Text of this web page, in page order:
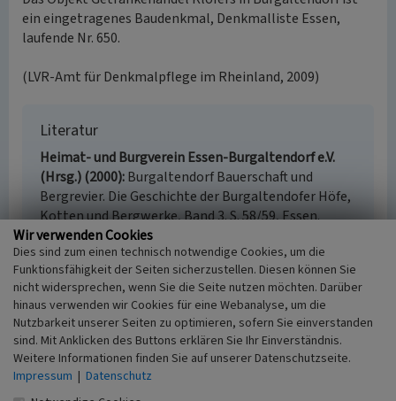
ein eingetragenes Baudenkmal, Denkmalliste Essen,
laufende Nr. 650.
(LVR-Amt für Denkmalpflege im Rheinland, 2009)
Literatur
Heimat- und Burgverein Essen-Burgaltendorf e.V.
(Hrsg.) (2000) Burgaltendorf Bauerschaft und
Bergrevier. Die Geschichte der Burgaltendofer Höfe,
Kotten und Bergwerke, Band 3. S. 58/59, Essen.
Fachwerkhaus Getränkehandel Klöfers in
Burgaltendorf
Schlagwörter
Fachwerkgebäude
Straße / Hausnummer
Wir verwenden Cookies
Dies sind zum einen technisch notwendige Cookies, um die
Funktionsfähigkeit der Seiten sicherzustellen. Diesen können Sie
nicht widersprechen, wenn Sie die Seite nutzen möchten. Darüber
hinaus verwenden wir Cookies für eine Webanalyse, um die
Nutzbarkeit unserer Seiten zu optimieren, sofern Sie einverstanden
sind. Mit Anklicken des Buttons erklären Sie Ihr Einverständnis.
Weitere Informationen finden Sie auf unserer Datenschutzseite.
Impressum | Datenschutz